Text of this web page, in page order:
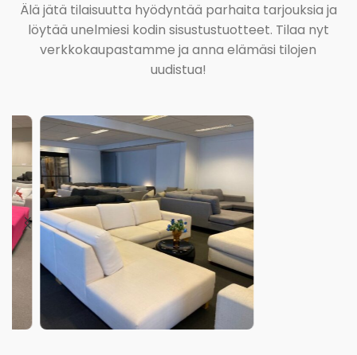
Älä jätä tilaisuutta hyödyntää parhaita tarjouksia ja
löytää unelmiesi kodin sisustustuotteet. Tilaa nyt
verkkokaupastamme ja anna elämäsi tilojen
uudistua!